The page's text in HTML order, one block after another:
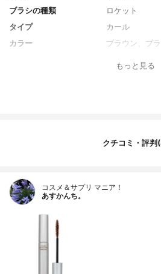
ブラシの種類
ロケット
タイプ
カール
カラー
ブラウン、ブ
ウォータープ
もっと見る
クチコミ・評判
コスメ＆サプリ マニア！
あすかんち。